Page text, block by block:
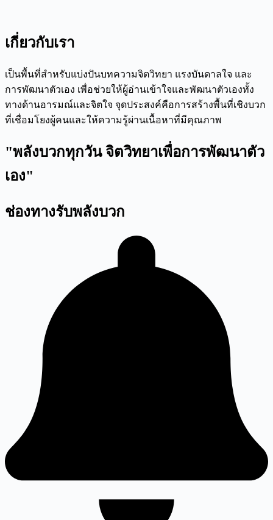
เกี่ยวกับเรา
เป็นพื้นที่สำหรับแบ่งปันบทความจิตวิทยา แรงบันดาลใจ และ
การพัฒนาตัวเอง เพื่อช่วยให้ผู้อ่านเข้าใจและพัฒนาตัวเองทั้ง
ทางด้านอารมณ์และจิตใจ จุดประสงค์คือการสร้างพื้นที่เชิงบวก
ที่เชื่อมโยงผู้คนและให้ความรู้ผ่านเนื้อหาที่มีคุณภาพ
"พลังบวกทุกวัน จิตวิทยาเพื่อการพัฒนาตัว
เอง"
ช่องทางรับพลังบวก